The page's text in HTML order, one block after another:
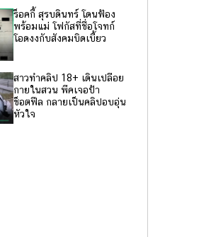
ร็อคกี้ สุรบดินทร์ โดนฟ้อง
พร้อมแม่ โฟกัสที่ชื่อโจทก์
โอดงงกับสังคมบิดเบี้ยว
สาวทำคลิป 18+ เดินเปลือย
กายในสวน พีคเจอป้า
ช็อตฟีล กลายเป็นคลิปอบอุ่น
หัวใจ